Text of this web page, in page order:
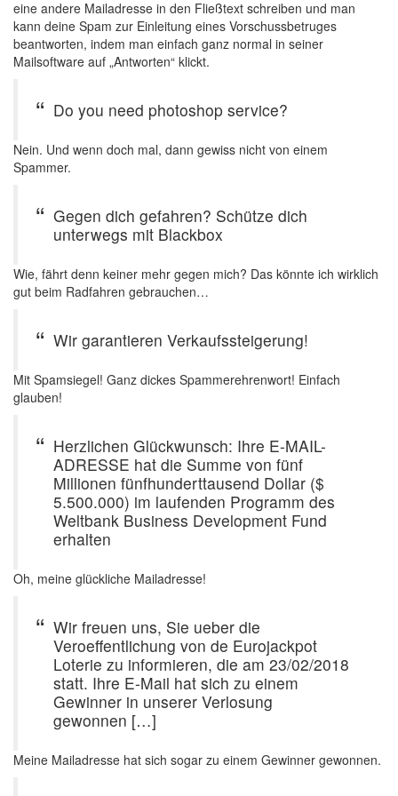
eine andere Mailadresse in den Fließtext schreiben und man
kann deine Spam zur Einleitung eines Vorschussbetruges
beantworten, indem man einfach ganz normal in seiner
Mailsoftware auf „Antworten“ klickt.
Do you need photoshop service?
Nein. Und wenn doch mal, dann gewiss nicht von einem
Spammer.
Gegen dich gefahren? Schütze dich
unterwegs mit Blackbox
Wie, fährt denn keiner mehr gegen mich? Das könnte ich wirklich
gut beim Radfahren gebrauchen…
Wir garantieren Verkaufssteigerung!
Mit Spamsiegel! Ganz dickes Spammerehrenwort! Einfach
glauben!
Herzlichen Glückwunsch: Ihre E-MAIL-
ADRESSE hat die Summe von fünf
Millionen fünfhunderttausend Dollar ($
5.500.000) im laufenden Programm des
Weltbank Business Development Fund
erhalten
Oh, meine glückliche Mailadresse!
Wir freuen uns, Sie ueber die
Veroeffentlichung von de Eurojackpot
Loterie zu informieren, die am 23/02/2018
statt. Ihre E-Mail hat sich zu einem
Gewinner in unserer Verlosung
gewonnen […]
Meine Mailadresse hat sich sogar zu einem Gewinner gewonnen.